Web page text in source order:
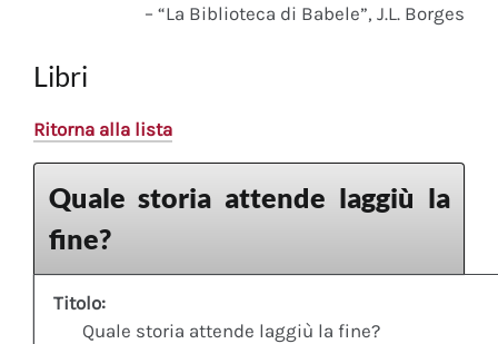
– “La Biblioteca di Babele”, J.L. Borges
Libri
Ritorna alla lista
Quale storia attende laggiù la
fine?
Titolo:
Quale storia attende laggiù la fine?